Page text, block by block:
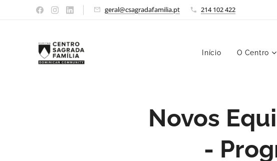
geral@csagradafamilia.pt 214 102 422
Início O Centro
Novos
-